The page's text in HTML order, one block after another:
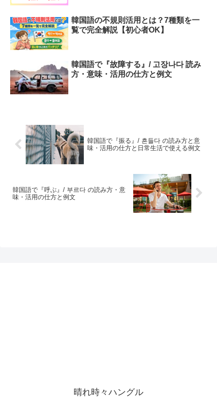
韓国語の不規則活用とは？7種類を一
覧で完全解説【初心者OK】
韓国語で『故障する』/ 고장나다 読み
方・意味・活用の仕方と例文
韓国語で『振る』/ 흔들다 の読み方と意
味・活用の仕方と日常生活で使える例文
韓国語で『呼ぶ』/ 부르다 の読み方・意
味・活用の仕方と例文
晴れ時々ハングル